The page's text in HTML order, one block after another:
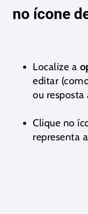
no ícone
Localize a
editar
ou
Clique no
representa